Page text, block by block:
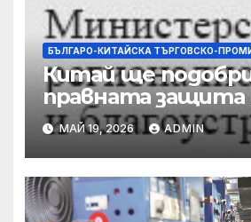
БЪЛГАРО-КИТАЙСКА ТЪРГОВСКО-
Китай ще
правната защита
предприятията,
съсредоточи
борбата с
корпоративната
престъпност
МАЙ 19, 2026 ADMIN